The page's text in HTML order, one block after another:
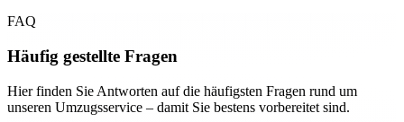
FAQ
Häufig gestellte Fragen
Hier finden Sie Antworten auf die häufigsten Fragen rund um
unseren Umzugsservice – damit Sie bestens vorbereitet sind.